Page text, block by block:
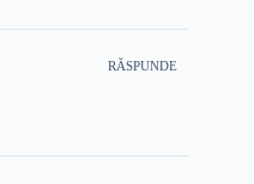
RĂSPUNDE